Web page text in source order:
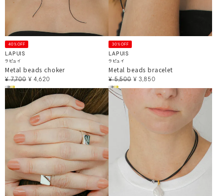
40%OFF
LAPUIS
ラピュイ
Metal beads choker
¥ 7,700 ¥ 4,620
30%OFF
LAPUIS
ラピュイ
Metal beads bracelet
¥ 5,500 ¥ 3,850